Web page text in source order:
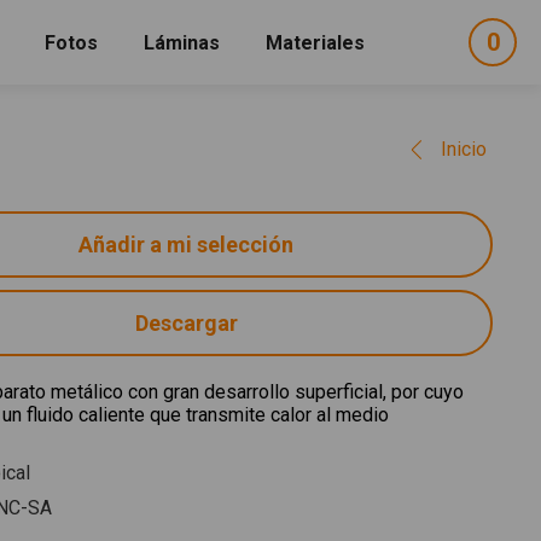
Fotos Láminas Materiales 0
Inicio
Descargar
metálico con gran desarrollo superficial, por cuyo
fluido caliente que transmite calor al medio
SA